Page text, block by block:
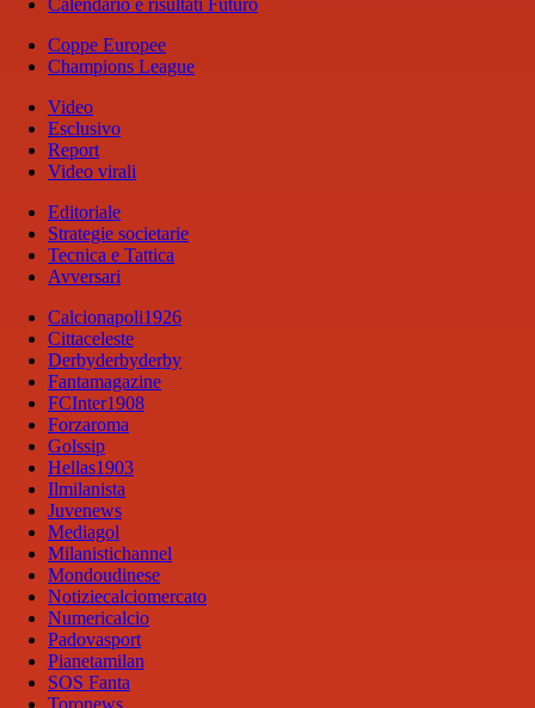
Calendario e risultati Futuro
Coppe Europee
Champions League
Video
Esclusivo
Report
Video virali
Editoriale
Strategie societarie
Tecnica e Tattica
Avversari
Calcionapoli1926
Cittaceleste
Derbyderbyderby
Fantamagazine
FCInter1908
Forzaroma
Golssip
Hellas1903
Ilmilanista
Juvenews
Mediagol
Milanistichannel
Mondoudinese
Notiziecalciomercato
Numericalcio
Padovasport
Pianetamilan
SOS Fanta